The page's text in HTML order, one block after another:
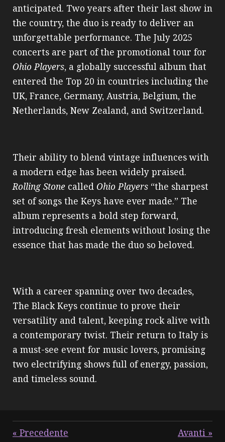
anticipated. Two years after their last show in
the country, the duo is ready to deliver an
unforgettable performance. The July 2025
concerts are part of the promotional tour for
Ohio Players, a globally successful album that
entered the Top 20 in countries including the
UK, France, Germany, Austria, Belgium, the
Netherlands, New Zealand, and Switzerland.
Their ability to blend vintage influences with
a modern edge has been widely praised.
Rolling Stone called Ohio Players “the sharpest
set of songs the Keys have ever made.” The
album represents a bold step forward,
introducing fresh elements without losing the
essence that has made the duo so beloved.
With a career spanning over two decades,
The Black Keys continue to prove their
versatility and talent, keeping rock alive with
a contemporary twist. Their return to Italy is
a must-see event for music lovers, promising
two electrifying shows full of energy, passion,
and timeless sound.
« Precedente Avanti »